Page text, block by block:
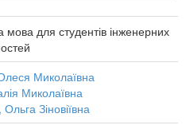
мова для студентів інженерних
Миколаївна
Миколаївна
Зіновіївна